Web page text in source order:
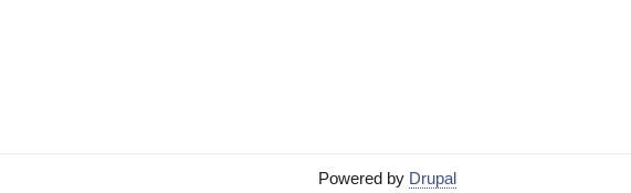
Powered by Drupal